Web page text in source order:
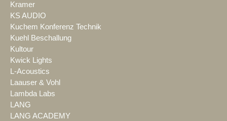
Kramer
KS AUDIO
Kuchem Konferenz Technik
Kuehl Beschallung
Kultour
Kwick Lights
L-Acoustics
Laauser & Vohl
Lambda Labs
LANG
LANG ACADEMY